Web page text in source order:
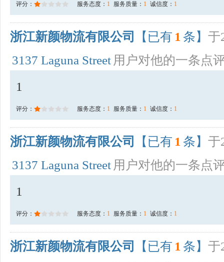
评分： 服务态度： 1 服务质量： 1 诚信度： 1
浙江新颜物流有限公司 【已有 1 条】 于
3137 Laguna Street 用户对他的一条点
1
评分： 服务态度： 1 服务质量： 1 诚信度： 1
浙江新颜物流有限公司 【已有 1 条】 于
3137 Laguna Street 用户对他的一条点
1
评分： 服务态度： 1 服务质量： 1 诚信度： 1
浙江新颜物流有限公司 【已有 1 条】 于